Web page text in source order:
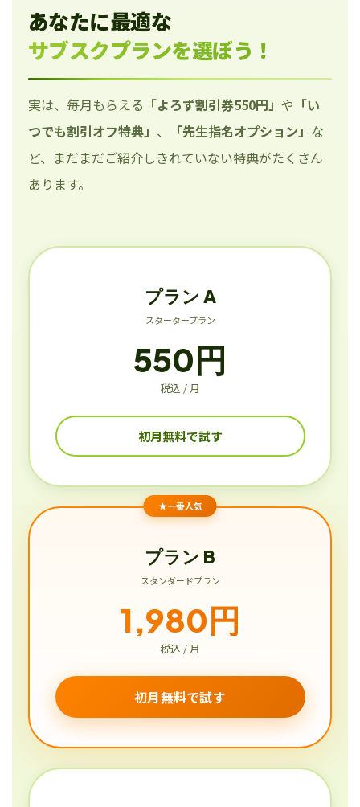
あなたに最適な
サブスクプランを選ぼう！
実は、毎月もらえる 「よろず割引券550円」 や 「い
つでも割引オフ特典」 、 「先生指名オプション」 な
ど、まだまだご紹介しきれていない特典がたくさん
あります。
プラン A
スタータープラン
550円
税込 / 月
初月無料で試す
★一番人気
プラン B
スタンダードプラン
1,980円
税込 / 月
初月無料で試す